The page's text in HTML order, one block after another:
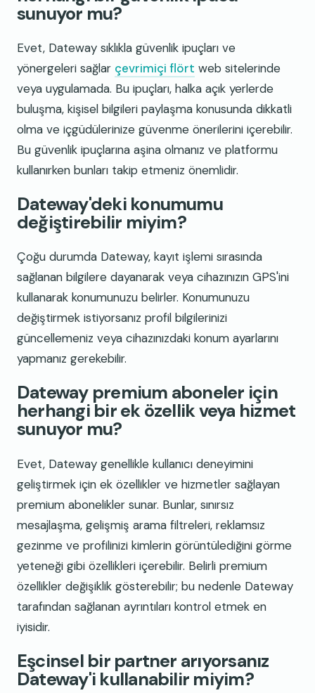
sunuyor mu?
Evet, Dateway sıklıkla güvenlik ipuçları ve
yönergeleri sağlar çevrimiçi flört web sitelerinde
veya uygulamada. Bu ipuçları, halka açık yerlerde
buluşma, kişisel bilgileri paylaşma konusunda dikkatli
olma ve içgüdülerinize güvenme önerilerini içerebilir.
Bu güvenlik ipuçlarına aşina olmanız ve platformu
kullanırken bunları takip etmeniz önemlidir.
Dateway'deki konumumu
değiştirebilir miyim?
Çoğu durumda Dateway, kayıt işlemi sırasında
sağlanan bilgilere dayanarak veya cihazınızın GPS'ini
kullanarak konumunuzu belirler. Konumunuzu
değiştirmek istiyorsanız profil bilgilerinizi
güncellemeniz veya cihazınızdaki konum ayarlarını
yapmanız gerekebilir.
Dateway premium aboneler için
herhangi bir ek özellik veya hizmet
sunuyor mu?
Evet, Dateway genellikle kullanıcı deneyimini
geliştirmek için ek özellikler ve hizmetler sağlayan
premium abonelikler sunar. Bunlar, sınırsız
mesajlaşma, gelişmiş arama filtreleri, reklamsız
gezinme ve profilinizi kimlerin görüntülediğini görme
yeteneği gibi özellikleri içerebilir. Belirli premium
özellikler değişiklik gösterebilir; bu nedenle Dateway
tarafından sağlanan ayrıntıları kontrol etmek en
iyisidir.
Eşcinsel bir partner arıyorsanız
Dateway'i kullanabilir miyim?